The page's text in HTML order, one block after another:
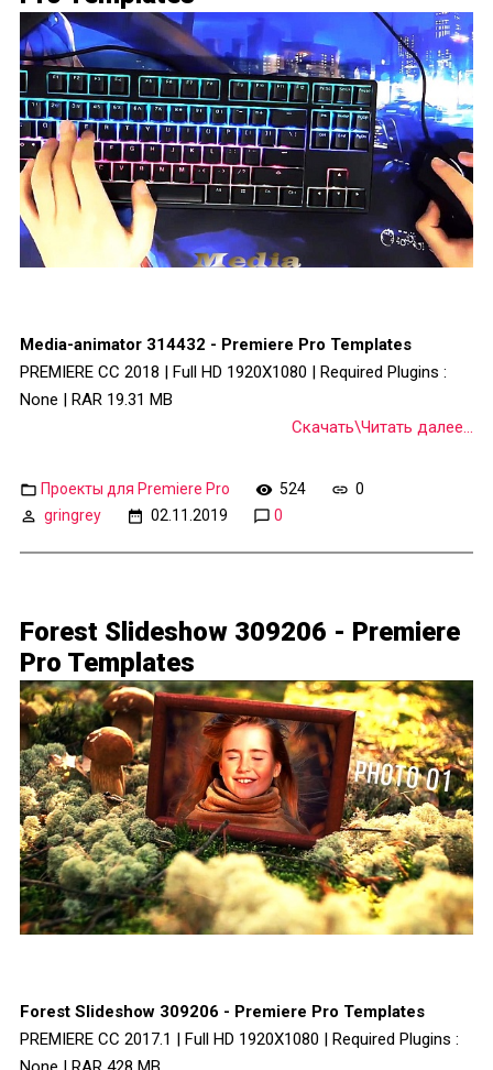
Media-animator 314432 - Premiere Pro Templates
PREMIERE CC 2018 | Full HD 1920X1080 | Required Plugins :
None | RAR 19.31 MB
Скачать\Читать далее...
Проекты для Premiere Pro 524
0
gringrey
02.11.2019 0
Forest Slideshow 309206 - Premiere
Pro Templates
Forest Slideshow 309206 - Premiere Pro Templates
PREMIERE CC 2017.1 | Full HD 1920X1080 | Required Plugins :